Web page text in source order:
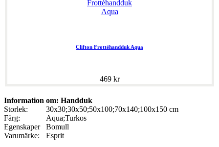
Clifton Frottéhandduk Aqua
469 kr
Information om: Handduk
Storlek:
30x30;30x50;50x100;70x140;100x150 cm
Färg:
Aqua;Turkos
Egenskaper
Bomull
Varumärke:
Esprit